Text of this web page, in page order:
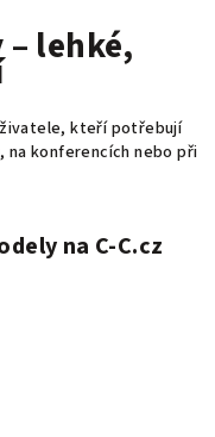
lehké,
kteří potřebují
na konferencích nebo při
na C‑C.cz